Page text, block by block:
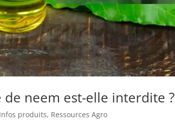
de neem est-elle interdite ?
Infos produits, Ressources Agro